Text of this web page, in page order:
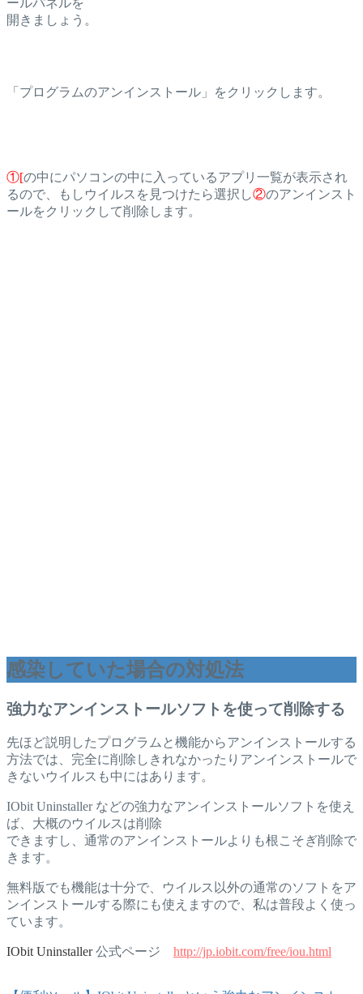
開きましょう。
「プログラムのアンインストール」をクリックします。
①[の中にパソコンの中に入っているアプリ一覧が表示され
るので、もしウイルスを見つけたら選択し②のアンインスト
ールをクリックして削除します。
感染していた場合の対処法
強力なアンインストールソフトを使って削除する
先ほど説明したプログラムと機能からアンインストールする
方法では、完全に削除しきれなかったりアンインストールで
きないウイルスも中にはあります。
IObit Uninstaller などの強力なアンインストールソフトを使え
ば、大概のウイルスは削除
できますし、通常のアンインストールよりも根こそぎ削除で
きます。
無料版でも機能は十分で、ウイルス以外の通常のソフトをア
ンインストールする際にも使えますので、私は普段よく使っ
ています。
IObit Uninstaller公式ページ http://jp.iobit.com/free/iou.html